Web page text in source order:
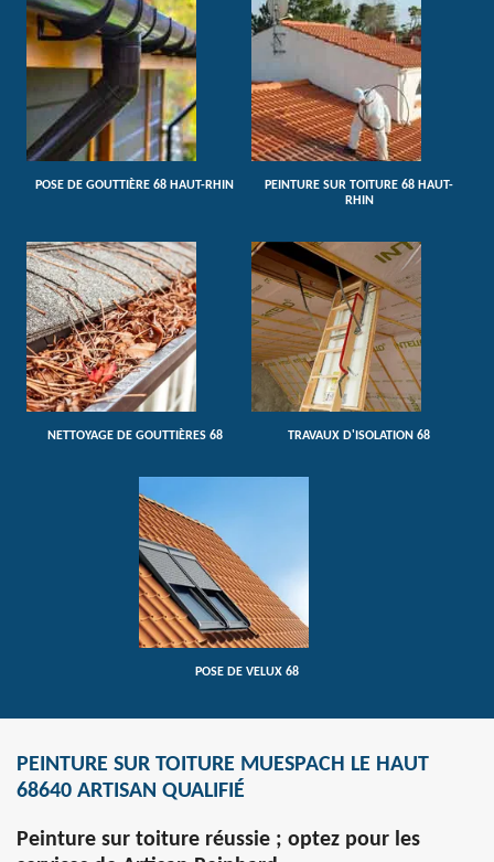
POSE DE GOUTTIÈRE 68 HAUT-RHIN
PEINTURE SUR TOITURE 68 HAUT-
RHIN
NETTOYAGE DE GOUTTIÈRES 68 TRAVAUX D'ISOLATION 68
POSE DE VELUX 68
PEINTURE SUR TOITURE MUESPACH LE HAUT
68640 ARTISAN QUALIFIÉ
Peinture sur toiture réussie ; optez pour les